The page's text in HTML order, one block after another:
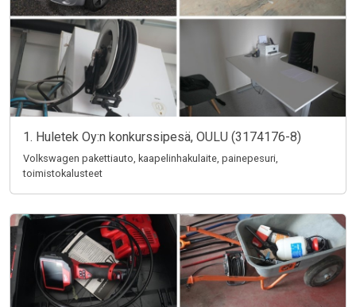
1. Huletek Oy:n konkurssipesä, OULU (3174176-8)
Volkswagen pakettiauto, kaapelinhakulaite, painepesuri,
toimistokalusteet